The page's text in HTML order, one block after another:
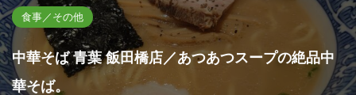
食事／その他
中華そば 青葉 飯田橋店／あつあつスープの絶品中
華そば。